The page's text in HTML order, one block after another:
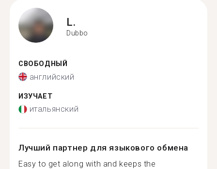
L.
Dubbo
СВОБОДНЫЙ
английский
ИЗУЧАЕТ
итальянский
Лучший партнер для языкового обмена
Easy to get along with and keeps the